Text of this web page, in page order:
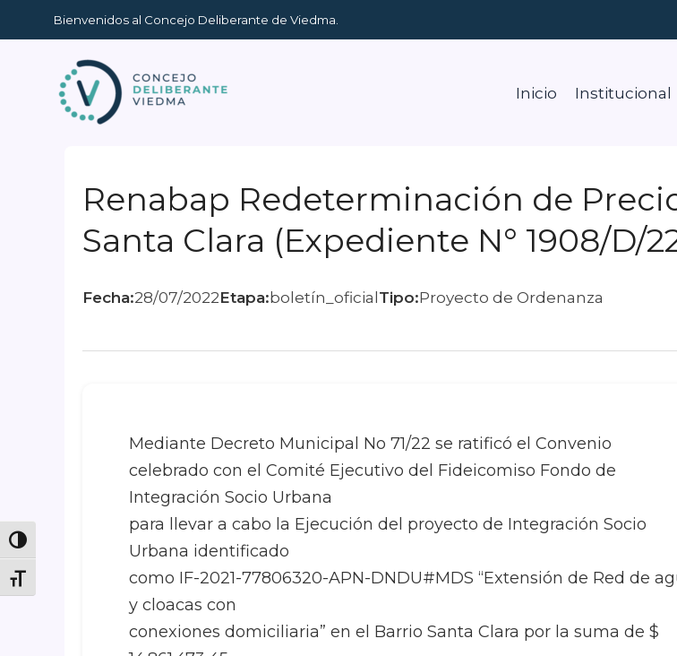
Toggle High Contrast
Toggle Font size
al
contenido
Bienvenidos al Concejo Deliberante de Viedma.
Inicio Institucional
Renabap Redeterminación de
Santa Clara (Expediente N° 1908/D/
Fecha:28/07/2022Etapa:boletín_oficialTipo:Proyecto de Ordenanza
Mediante Decreto Municipal No 71/22 se ratificó el Convenio
celebrado con el Comité Ejecutivo del Fideicomiso Fondo de
Integración Socio Urbana
para llevar a cabo la Ejecución del proyecto de Integración Socio
Urbana identificado
como IF-2021-77806320-APN-DNDU#MDS “Extensión de Red de
y cloacas con
conexiones domiciliaria” en el Barrio Santa Clara por la suma de $